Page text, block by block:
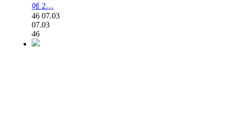
에 2…
46 07.03
07.03
46